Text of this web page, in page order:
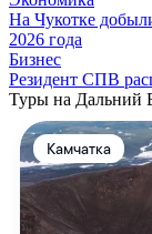
На Чукотке
2026 года
Бизнес
Резидент СПВ
Туры на Дальний